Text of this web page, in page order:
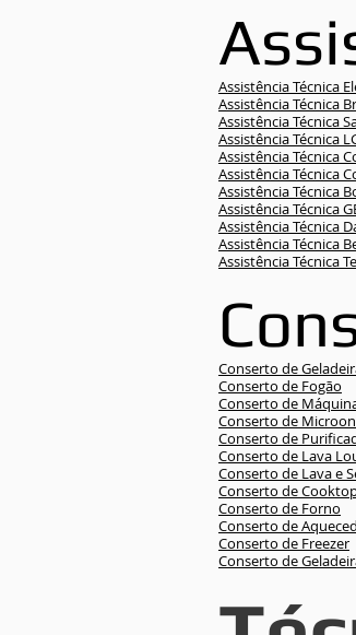
Assistência Técnica
Assistência Técnica
Assistência Técnica
Assistência Técnica
Assistência Técnica
Assistência Técnica
Assistência Técnica
Assistência Técnica
Assistência Técnica
Assistência Técnica
Assistência Técnica
Conserto de
Conserto de Fogão
Conserto de
Conserto de
Conserto de
Conserto de Lava
Conserto de Lava e
Conserto de
Conserto de Forno
Conserto de
Conserto de Freezer
Conserto de